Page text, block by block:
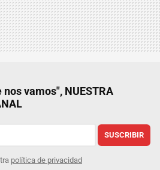
nos vamos", NUESTRA
SUSCRIBIR
política de privacidad